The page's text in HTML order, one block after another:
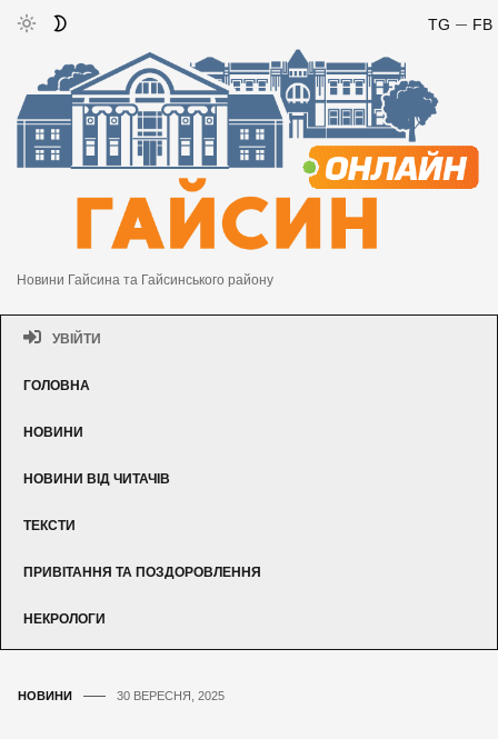
FB
TG
Новини Гайсина та Гайсинського району
УВІЙТИ
ГОЛОВНА
НОВИНИ
НОВИНИ ВІД ЧИТАЧІВ
ТЕКСТИ
ПРИВІТАННЯ ТА ПОЗДОРОВЛЕННЯ
НЕКРОЛОГИ
НОВИНИ 30 ВЕРЕСНЯ, 2025